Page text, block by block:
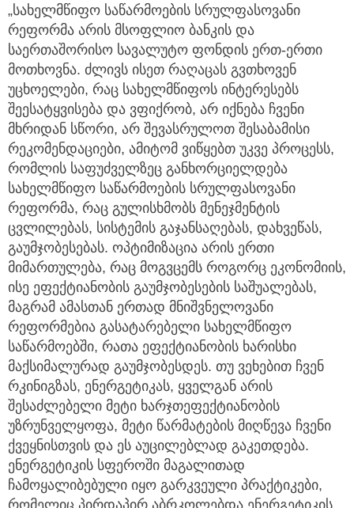
„სახელმწიფო საწარმოების სრულფასოვანი
რეფორმა არის მსოფლიო ბანკის და
საერთაშორისო სავალუტო ფონდის ერთ-ერთი
მოთხოვნა. ძლივს ისეთ რაღაცას გვთხოვენ
უცხოელები, რაც სახელმწიფოს ინტერესებს
შეესატყვისება და ვფიქრობ, არ იქნება ჩვენი
მხრიდან სწორი, არ შევასრულოთ შესაბამისი
რეკომენდაციები, ამიტომ ვიწყებთ უკვე პროცესს,
რომლის საფუძველზეც განხორციელდება
სახელმწიფო საწარმოების სრულფასოვანი
რეფორმა, რაც გულისხმობს მენეჯმენტის
ცვლილებას, სისტემის გაჯანსაღებას, დახვეწას,
გაუმჯობესებას. ოპტიმიზაცია არის ერთი
მიმართულება, რაც მოგვცემს როგორც ეკონომიის,
ისე ეფექტიანობის გაუმჯობესების საშუალებას,
მაგრამ ამასთან ერთად მნიშვნელოვანი
რეფორმებია გასატარებელი სახელმწიფო
საწარმოებში, რათა ეფექტიანობის ხარისხი
მაქსიმალურად გაუმჯობესდეს. თუ ვეხებით ჩვენ
რკინიგზას, ენერგეტიკას, ყველგან არის
შესაძლებელი მეტი ხარჯთეფექტიანობის
უზრუნველყოფა, მეტი წარმატების მიღწევა ჩვენი
ქვეყნისთვის და ეს აუცილებლად გაკეთდება.
ენერგეტიკის სფეროში მაგალითად
ჩამოყალიბებული იყო გარკვეული პრაქტიკები,
რომელიც პირდაპირ აბრკოლებდა ენერგეტიკის